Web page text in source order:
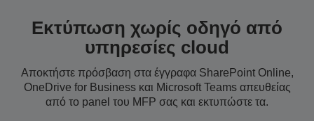
Εκτύπωση χωρίς οδηγό από
υπηρεσίες cloud
Αποκτήστε πρόσβαση στα έγγραφα SharePoint Online,
OneDrive for Business και Microsoft Teams απευθείας
από το panel του MFP σας και εκτυπώστε τα.